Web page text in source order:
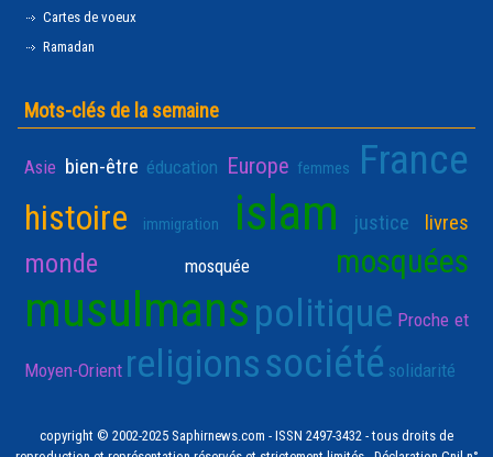
Cartes de voeux
Ramadan
Mots-clés de la semaine
Asie bien-être éducation Europe femmes France
histoire immigration islam justice livres
monde mosquée mosquées
musulmanspolitique Proche et
Moyen-Orient religionssociété solidarité
copyright © 2002-2025 Saphirnews.com - ISSN 2497-3432 - tous droits de